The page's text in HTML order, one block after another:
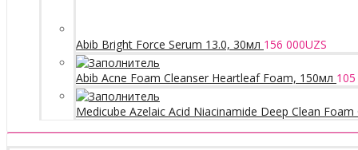
Abib Bright Force Serum 13.0, 30мл 156 000UZS
Abib Acne Foam Cleanser Heartleaf Foam, 150мл
Medicube Azelaic Acid Niacinamide Deep Clean Foam